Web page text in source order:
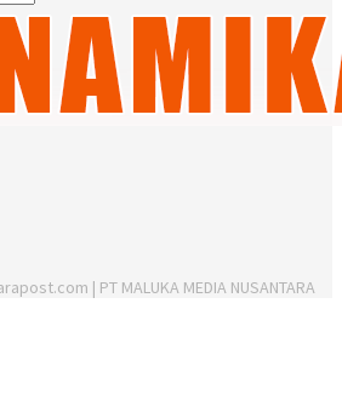
| PT MALUKA MEDIA NUSANTARA